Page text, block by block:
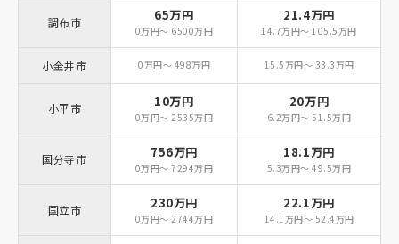
調布市 65万円
0万円～ 6500万円
21.4万円
14.7万円～ 105.5万円
小金井市 0万円～ 498万円 15.5万円～ 33.3万円
小平市 10万円
0万円～ 2535万円
20万円
6.2万円～ 51.5万円
国分寺市 756万円
0万円～ 7294万円
18.1万円
5.3万円～ 49.5万円
国立市 230万円
0万円～ 2744万円
22.1万円
14.1万円～ 52.4万円